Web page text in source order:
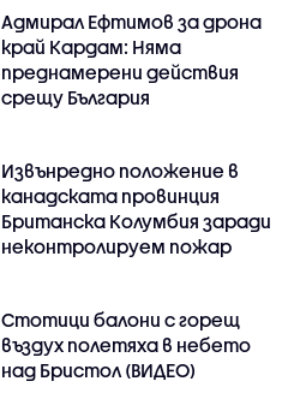
Адмирал Ефтимов за дрона
край Кардам: Няма
преднамерени действия
срещу България
Извънредно положение в
канадската провинция
Британска Колумбия заради
неконтролируем пожар
Стотици балони с горещ
въздух полетяха в небето
над Бристол (ВИДЕО)